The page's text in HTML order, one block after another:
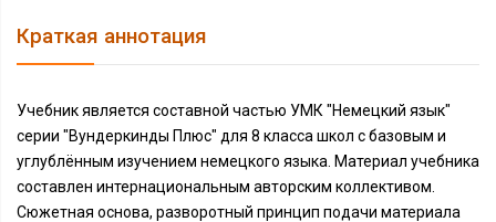
Краткая аннотация
Учебник является составной частью УМК "Немецкий язык"
серии "Вундеркинды Плюс" для 8 класса школ с базовым и
углублённым изучением немецкого языка. Материал учебника
составлен интернациональным авторским коллективом.
Сюжетная основа, разворотный принцип подачи материала